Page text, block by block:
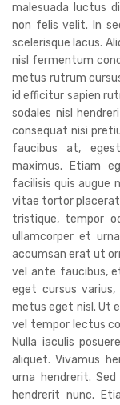
malesuada luctus
non felis velit. In
scelerisque lacus.
nisl fermentum
metus rutrum
id efficitur sapien
sodales nisl
consequat nisi
faucibus at,
maximus. Etiam
facilisis quis augue
vitae tortor
tristique, tempor
ullamcorper et
accumsan erat ut
vel ante faucibus,
eget cursus varius,
metus eget nisl. Ut
vel tempor lectus
Nulla iaculis
aliquet. Vivamus
urna hendrerit.
hendrerit nunc.